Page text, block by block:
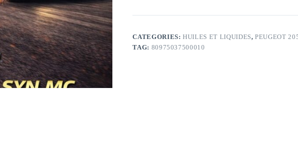
CATEGORIES:HUILES ET LIQUIDES,PEUGEOT
TAG: 80975037500010